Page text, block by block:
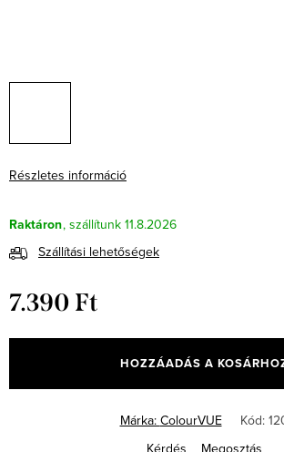
Részletes információ
Raktáron
11.8.2026
Szállítási lehetőségek
7.390 Ft
HOZZÁADÁS A
Márka: ColourVUE Kód: